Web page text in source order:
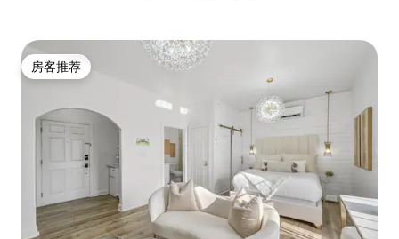
房客推荐
房客推荐